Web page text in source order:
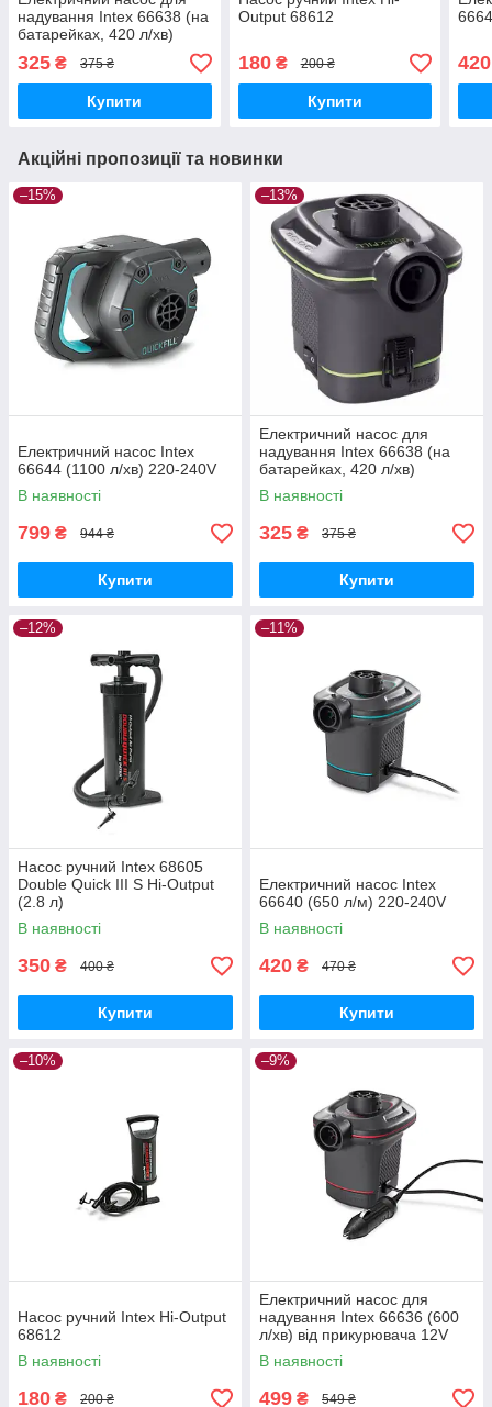
надування Intex 66638 (на
батарейках, 420 л/хв)
325 ₴ 375 ₴
Купити
Output 68612
180₴ 200 ₴
Купити
420
Акційні пропозиції та новинки
–15%
Електричний насос Intex
66644 (1100 л/хв) 220-240V
В наявності
799 ₴ 944 ₴
Купити
–13%
Електричний насос для
надування Intex 66638 (на
батарейках, 420 л/хв)
В наявності
325 ₴ 375 ₴
Купити
–12%
Насос ручний Intex 68605
Double Quick III S Hi-Output
(2.8 л)
В наявності
350 ₴ 400 ₴
Купити
–11%
Електричний насос Intex
66640 (650 л/м) 220-240V
В наявності
420 ₴ 470 ₴
Купити
–10%
Насос ручний Intex Hi-Output
68612
В наявності
180 ₴ 200 ₴
–9%
Електричний насос для
надування Intex 66636 (600
л/хв) від прикурювача 12V
В наявності
499 ₴ 549 ₴